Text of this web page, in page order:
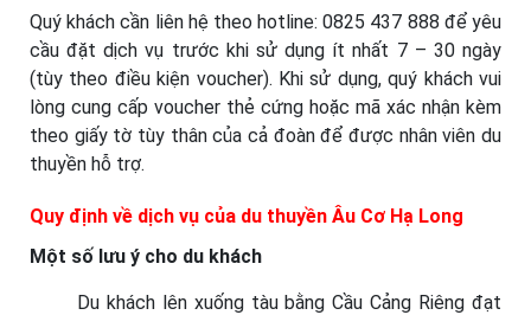
Quý khách cần liên hệ theo hotline: 0825 437 888 để yêu
cầu đặt dịch vụ trước khi sử dụng ít nhất 7 – 30 ngày
(tùy theo điều kiện voucher). Khi sử dụng, quý khách vui
lòng cung cấp voucher thẻ cứng hoặc mã xác nhận kèm
theo giấy tờ tùy thân của cả đoàn để được nhân viên du
thuyền hỗ trợ.
Quy định về dịch vụ của du thuyền Âu Cơ Hạ Long
Một số lưu ý cho du khách
Du khách lên xuống tàu bằng Cầu Cảng Riêng đạt